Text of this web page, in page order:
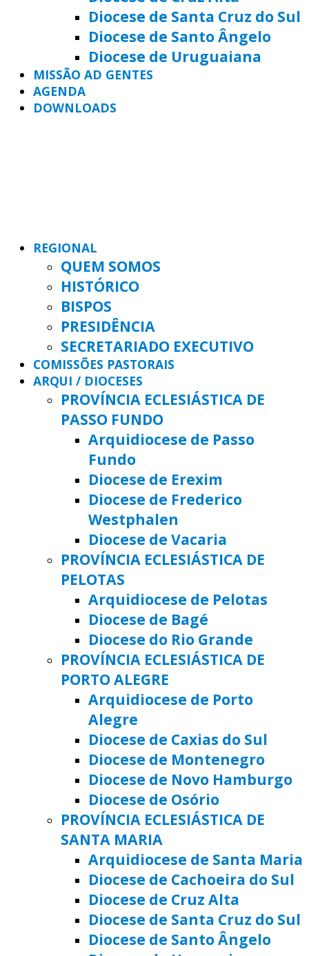
Diocese de Santa Cruz do Sul
Diocese de Santo Ângelo
Diocese de Uruguaiana
MISSÃO AD GENTES
AGENDA
DOWNLOADS
REGIONAL
QUEM SOMOS
HISTÓRICO
BISPOS
PRESIDÊNCIA
SECRETARIADO EXECUTIVO
COMISSÕES PASTORAIS
ARQUI / DIOCESES
PROVÍNCIA ECLESIÁSTICA DE
PASSO FUNDO
Arquidiocese de Passo
Fundo
Diocese de Erexim
Diocese de Frederico
Westphalen
Diocese de Vacaria
PROVÍNCIA ECLESIÁSTICA DE
PELOTAS
Arquidiocese de Pelotas
Diocese de Bagé
Diocese do Rio Grande
PROVÍNCIA ECLESIÁSTICA DE
PORTO ALEGRE
Arquidiocese de Porto
Alegre
Diocese de Caxias do Sul
Diocese de Montenegro
Diocese de Novo Hamburgo
Diocese de Osório
PROVÍNCIA ECLESIÁSTICA DE
SANTA MARIA
Arquidiocese de Santa Maria
Diocese de Cachoeira do Sul
Diocese de Cruz Alta
Diocese de Santa Cruz do Sul
Diocese de Santo Ângelo